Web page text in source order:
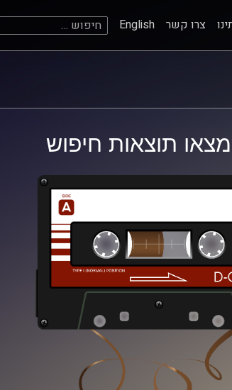
צרו קשר English חיפוש:
תוצאות חיפוש